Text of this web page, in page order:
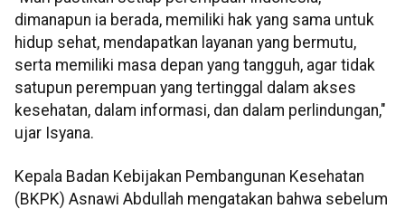
dimanapun ia berada, memiliki hak yang sama untuk
hidup sehat, mendapatkan layanan yang bermutu,
serta memiliki masa depan yang tangguh, agar tidak
satupun perempuan yang tertinggal dalam akses
kesehatan, dalam informasi, dan dalam perlindungan,"
ujar Isyana.
Kepala Badan Kebijakan Pembangunan Kesehatan
(BKPK) Asnawi Abdullah mengatakan bahwa sebelum